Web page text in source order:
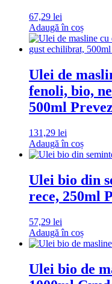
67,29 lei
Adaugă în coș
Ulei de
fenoli, bio,
500ml
131,29 lei
Adaugă în coș
Ulei bio din
rece, 250ml
57,29 lei
Adaugă în coș
Ulei bio de